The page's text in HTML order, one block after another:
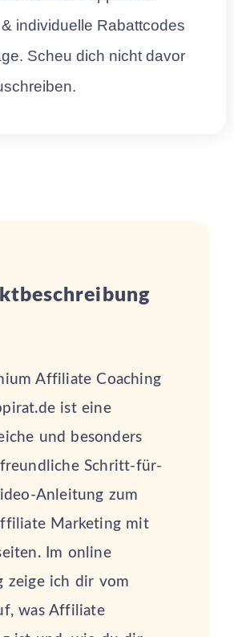
individuelle Rabattcodes
Scheu dich nicht davor
Affiliate Coaching
ist eine
und besonders
Schritt-für-
Anleitung zum
Marketing mit
Im online
zeige ich dir vom
was Affiliate